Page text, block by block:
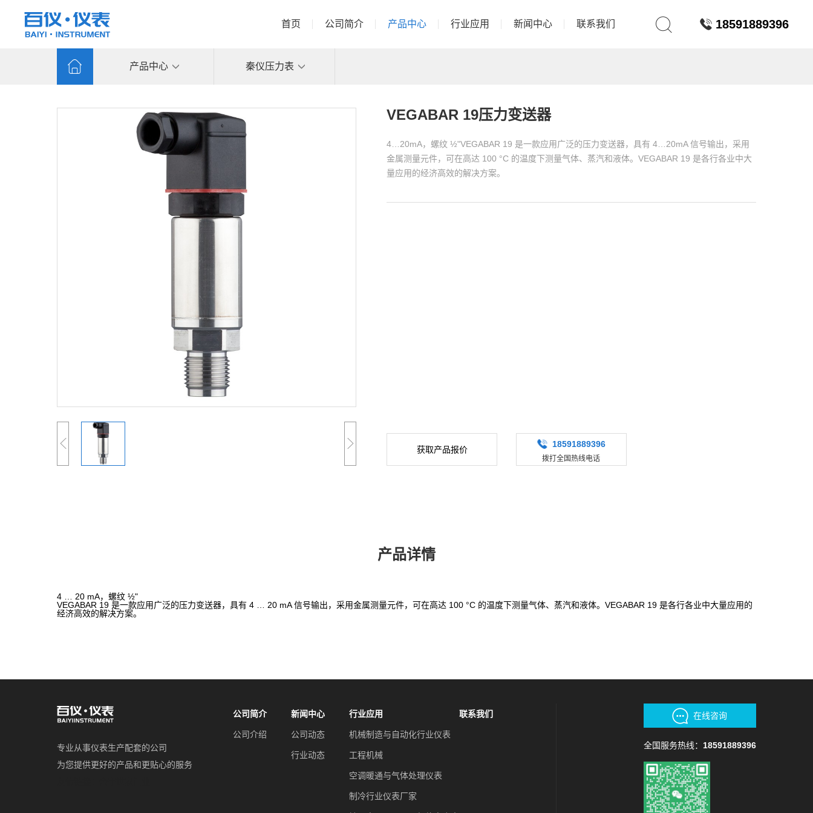
首页 公司简介 产品中心 行业应用 新闻中心 联系我们 18591889396
产品中心 秦仪压力表
VEGABAR 19压力变送器
4…20mA，螺纹 ½"VEGABAR 19 是一款应用广泛的压力变送器，具有 4…20mA 信号输出，采用
金属测量元件，可在高达 100 °C 的温度下测量气体、蒸汽和液体。VEGABAR 19 是各行各业中大
量应用的经济高效的解决方案。
获取产品报价
18591889396
拨打全国热线电话
产品详情
4 … 20 mA，螺纹 ½"
VEGABAR 19 是一款应用广泛的压力变送器，具有 4 … 20 mA 信号输出，采用金属测量元件，可在高达 100 °C 的温度下测量气体、蒸汽和液体。VEGABAR 19 是各行各业中大量应用的
经济高效的解决方案。
专业从事仪表生产配套的公司
为您提供更好的产品和更贴心的服务
公司简介
公司介绍
新闻中心
公司动态
行业动态
行业应用
机械制造与自动化行业仪表
工程机械
空调暖通与气体处理仪表
制冷行业仪表厂家
联系我们 在线咨询
全国服务热线： 18591889396